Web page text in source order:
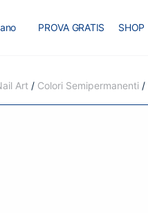
PROVA GRATIS SHOP
MASTER BLOG
Art / Colori Semipermanenti /